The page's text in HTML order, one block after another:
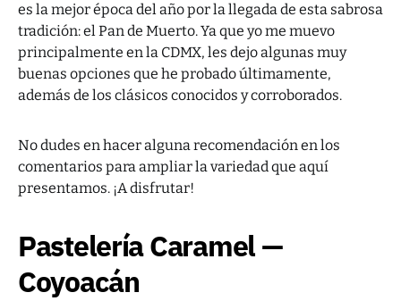
es la mejor época del año por la llegada de esta sabrosa
tradición: el Pan de Muerto. Ya que yo me muevo
principalmente en la CDMX, les dejo algunas muy
buenas opciones que he probado últimamente,
además de los clásicos conocidos y corroborados.
No dudes en hacer alguna recomendación en los
comentarios para ampliar la variedad que aquí
presentamos. ¡A disfrutar!
Pastelería Caramel —
Coyoacán